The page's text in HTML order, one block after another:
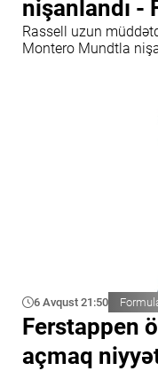
nişanlandı -
Rassell uzun
Montero Mundtla
6 Avqust 21:50
Ferstappen
açmaq